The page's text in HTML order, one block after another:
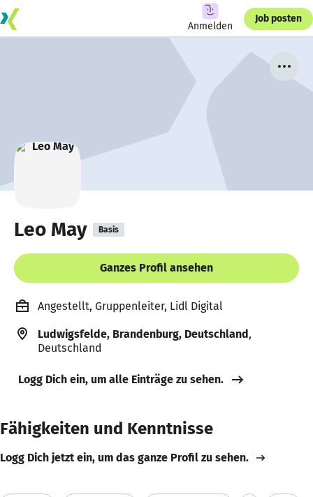
Anmelden
Job posten
Leo May Basis
Ganzes Profil ansehen
Angestellt, Gruppenleiter, Lidl Digital
Ludwigsfelde, Brandenburg, Deutschland,
Deutschland
Logg Dich ein, um alle Einträge zu sehen.
Fähigkeiten und Kenntnisse
Logg Dich jetzt ein, um das ganze Profil zu sehen.